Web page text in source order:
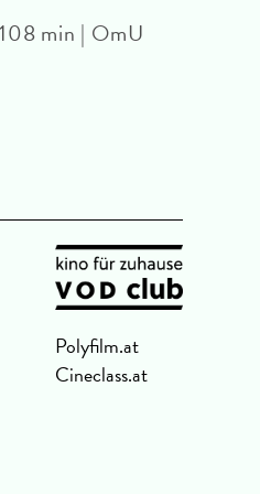
min | OmU
Polyfilm.at
Cineclass.at